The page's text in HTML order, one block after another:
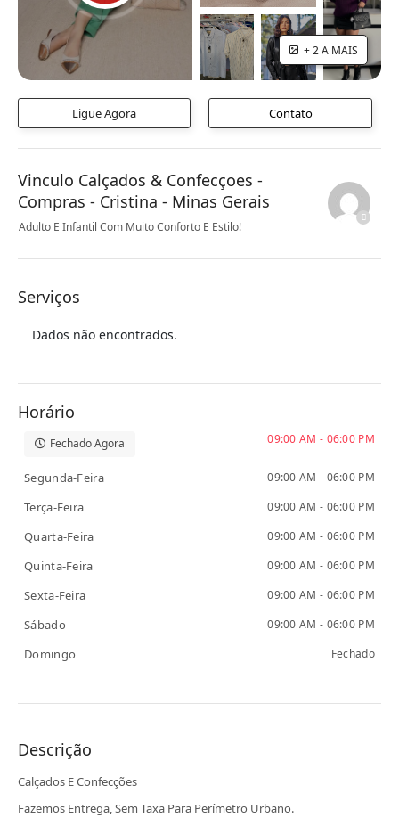
+ 2 A MAIS
Ligue Agora Contato
Vinculo Calçados & Confecçoes -
Compras - Cristina - Minas Gerais
Adulto E Infantil Com Muito Conforto E Estilo!
Serviços
Dados não encontrados.
Horário
Fechado Agora 09:00 AM - 06:00 PM
Segunda-Feira 09:00 AM - 06:00 PM
Terça-Feira 09:00 AM - 06:00 PM
Quarta-Feira 09:00 AM - 06:00 PM
Quinta-Feira 09:00 AM - 06:00 PM
Sexta-Feira 09:00 AM - 06:00 PM
Sábado 09:00 AM - 06:00 PM
Domingo Fechado
Descrição
Calçados E Confecções
Fazemos Entrega, Sem Taxa Para Perímetro Urbano.